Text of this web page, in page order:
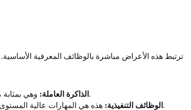
ترتبط هذه الأعراض مباشرة بالوظائف المعرفية
الذاكرة العاملة: وهي بمثابة مساحة مؤقتة في دماغك لحفظ المعلومات ومعالجتها للمهام قصيرة المدى. عندما تتأثر، قد تنسى النقطة التي كنت على وشك طرحها في اجتماع.
الوظائف التنفيذية: هذه هي المهارات عالية المستوى التي تساعدك على التخطيط والتنظيم وتنفيذ المهام. يمكن أن يعطل ضباب الدماغ هذه الوظائف، مما يجعل من الصعب إدارة عبء عملك بفعالية.